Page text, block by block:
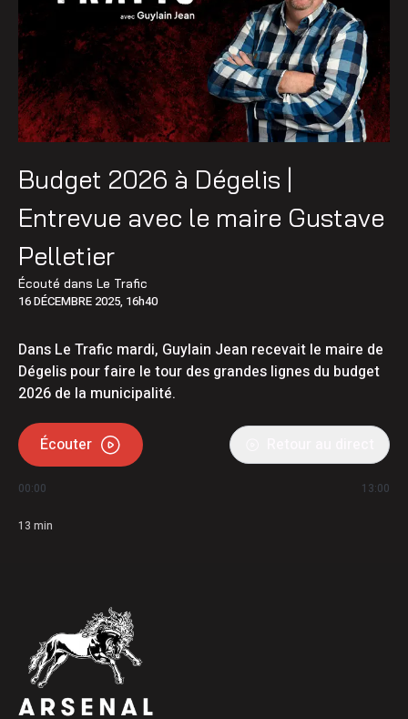
Budget 2026 à Dégelis |
Entrevue avec le maire Gustave
Pelletier
Écouté dans Le Trafic
16 DÉCEMBRE 2025, 16h40
Dans Le Trafic mardi, Guylain Jean recevait le maire de
Dégelis pour faire le tour des grandes lignes du budget
2026 de la municipalité.
Écouter
00:00 13:00
13 min